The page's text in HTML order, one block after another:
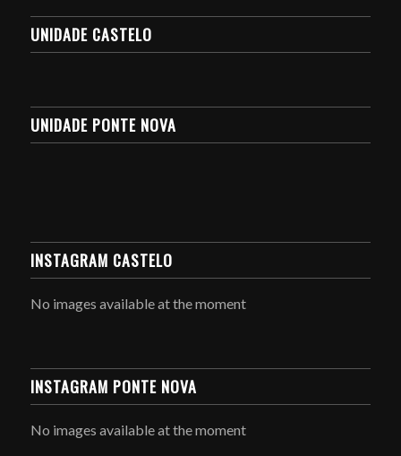
UNIDADE CASTELO
UNIDADE PONTE NOVA
INSTAGRAM CASTELO
No images available at the moment
INSTAGRAM PONTE NOVA
No images available at the moment